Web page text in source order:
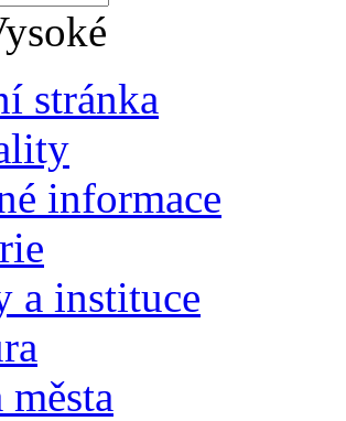
stránka
informace
a instituce